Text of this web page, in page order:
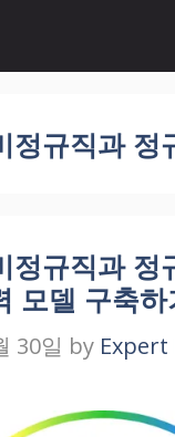
정규직과 정
정규직과 정
모델 구축하
30일 by